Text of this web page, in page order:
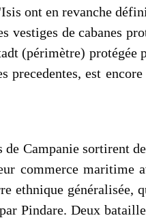
ont en revanche
vestiges de cabanes
(périmètre)
precedentes, est
Campanie sortirent
commerce maritime
ethnique
Pindare. Deux